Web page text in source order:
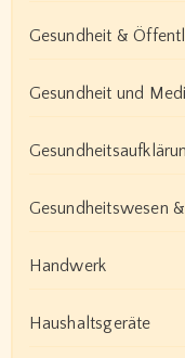
Gesundheit &
Gesundheit und
Gesundheitswesen
Handwerk
Haushaltsgeräte